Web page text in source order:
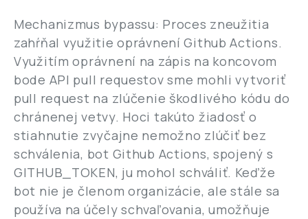
Mechanizmus bypassu: Proces zneužitia
zahŕňal využitie oprávnení Github Actions.
Využitím oprávnení na zápis na koncovom
bode API pull requestov sme mohli vytvoriť
pull request na zlúčenie škodlivého kódu do
chránenej vetvy. Hoci takúto žiadosť o
stiahnutie zvyčajne nemožno zlúčiť bez
schválenia, bot Github Actions, spojený s
GITHUB_TOKEN, ju mohol schváliť. Keďže
bot nie je členom organizácie, ale stále sa
používa na účely schvaľovania, umožňuje